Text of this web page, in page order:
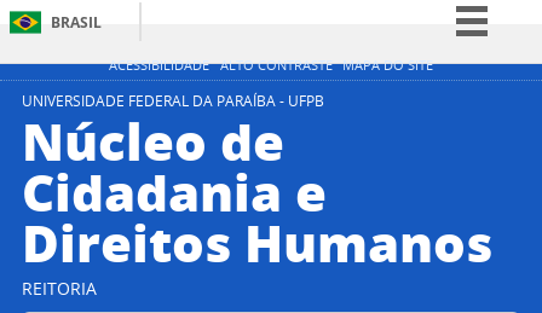
ACESSIBILIDADE ALTO CONTRASTE MAPA DO SITE
BRASIL
Simplifique!
Canais
UNIVERSIDADE FEDERAL DA PARAÍBA - UFPB
Núcleo de
Cidadania e
Direitos Humanos
REITORIA